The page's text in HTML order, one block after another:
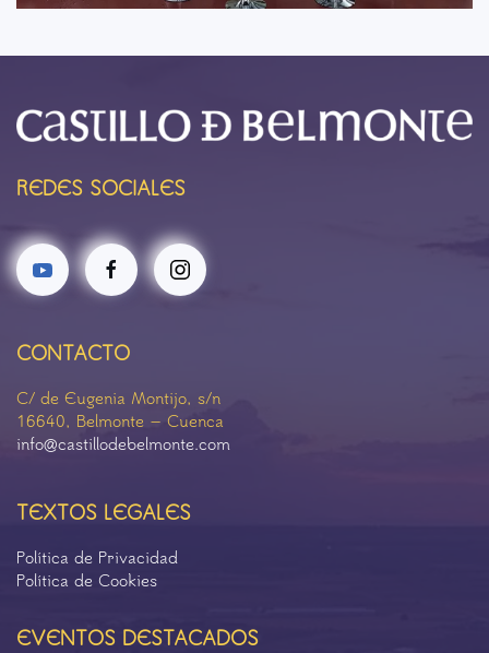
REDES SOCIALES
CONTACTO
C/ de Eugenia Montijo, s/n
16640, Belmonte – Cuenca
info@castillodebelmonte.com
TEXTOS LEGALES
Política de Privacidad
Política de Cookies
EVENTOS DESTACADOS